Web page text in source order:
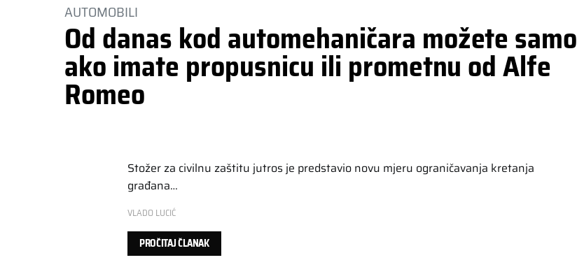
AUTOMOBILI
Od danas kod automehaničara možete samo
ako imate propusnicu ili prometnu od Alfe
Romeo
Stožer za civilnu zaštitu jutros je predstavio novu mjeru ograničavanja kretanja
građana…
VLADO LUCIĆ
PROČITAJ ČLANAK